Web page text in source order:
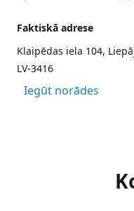
Faktiskā adrese
Klaipēdas iela 104,
LV-3416
Iegūt norādes